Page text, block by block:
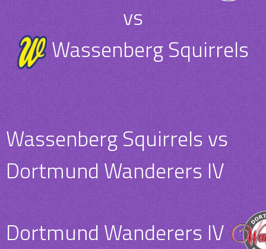
vs
Wassenberg Squirrels
Wassenberg Squirrels vs
Dortmund Wanderers IV
Dortmund Wanderers IV